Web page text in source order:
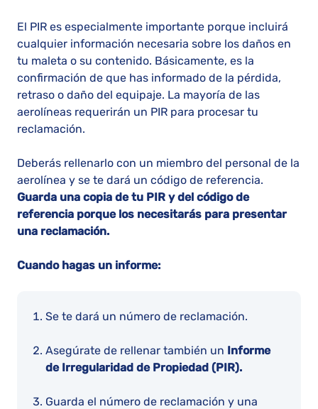
El PIR es especialmente importante porque incluirá
cualquier información necesaria sobre los daños en
tu maleta o su contenido. Básicamente, es la
confirmación de que has informado de la pérdida,
retraso o daño del equipaje. La mayoría de las
aerolíneas requerirán un PIR para procesar tu
reclamación.
Deberás rellenarlo con un miembro del personal de la
aerolínea y se te dará un código de referencia.
Guarda una copia de tu PIR y del código de
referencia porque los necesitarás para presentar
una reclamación.
Cuando hagas un informe:
Se te dará un número de reclamación.
Asegúrate de rellenar también un Informe
de Irregularidad de Propiedad (PIR).
Guarda el número de reclamación y una